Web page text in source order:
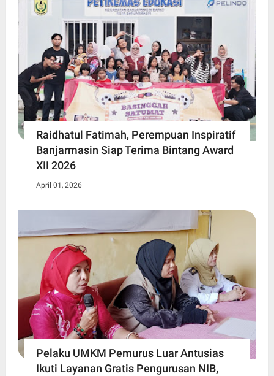
Raidhatul Fatimah, Perempuan Inspiratif
Banjarmasin Siap Terima Bintang Award
XII 2026
April 01, 2026
Pelaku UMKM Pemurus Luar Antusias
Ikuti Layanan Gratis Pengurusan NIB,